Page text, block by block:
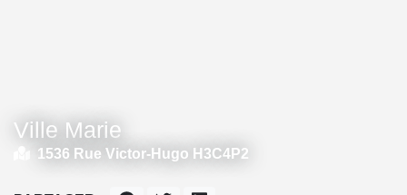
Ville Marie
1536 Rue Victor-Hugo H3C4P2